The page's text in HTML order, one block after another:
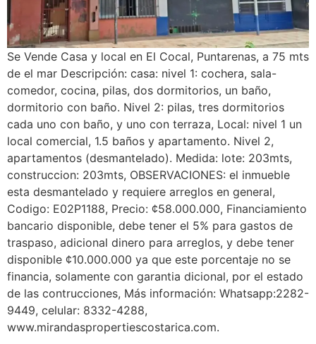
Se Vende Casa y local en El Cocal, Puntarenas, a 75 mts
de el mar Descripción: casa: nivel 1: cochera, sala-
comedor, cocina, pilas, dos dormitorios, un baño,
dormitorio con baño. Nivel 2: pilas, tres dormitorios
cada uno con baño, y uno con terraza, Local: nivel 1 un
local comercial, 1.5 baños y apartamento. Nivel 2,
apartamentos (desmantelado). Medida: lote: 203mts,
construccion: 203mts, OBSERVACIONES: el inmueble
esta desmantelado y requiere arreglos en general,
Codigo: E02P1188, Precio: ¢58.000.000, Financiamiento
bancario disponible, debe tener el 5% para gastos de
traspaso, adicional dinero para arreglos, y debe tener
disponible ¢10.000.000 ya que este porcentaje no se
financia, solamente con garantia dicional, por el estado
de las contrucciones, Más información: Whatsapp:2282-
9449, celular: 8332-4288,
www.mirandaspropertiescostarica.com.